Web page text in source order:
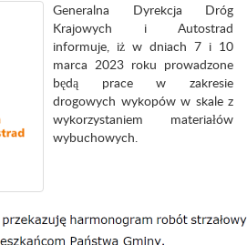
Generalna Dyrekcja Dróg
Krajowych i Autostrad
informuje, iż w dniach 7 i 10
marca 2023 roku prowadzone
będą prace w zakresie
drogowych wykopów w skale z
wykorzystaniem materiałów
wybuchowych.